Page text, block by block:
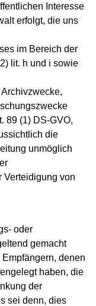
Interesse
erfolgt, die uns
im Bereich der
lit. h und i sowie
89 (1) DS-GVO,
die
unmöglich
Verteidigung von
oder
gemacht
denen
haben, die
der
sei denn, dies